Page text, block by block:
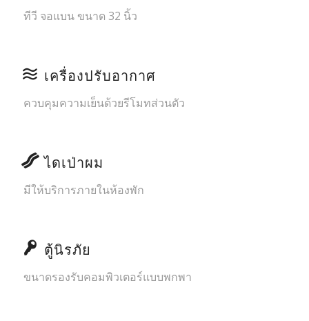
ทีวี จอแบน ขนาด 32 นิ้ว
เครื่องปรับอากาศ
ควบคุมความเย็นด้วยรีโมทส่วนตัว
ไดเป่าผม
มีให้บริการภายในห้องพัก
ตู้นิรภัย
ขนาดรองรับคอมพิวเตอร์แบบพกพา